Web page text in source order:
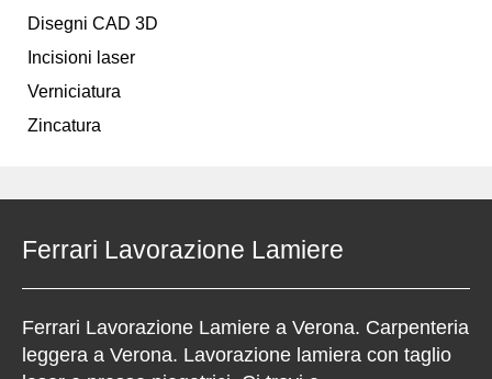
Disegni CAD 3D
Incisioni laser
Verniciatura
Zincatura
Ferrari Lavorazione Lamiere
Ferrari Lavorazione Lamiere a Verona. Carpenteria
leggera a Verona. Lavorazione lamiera con taglio